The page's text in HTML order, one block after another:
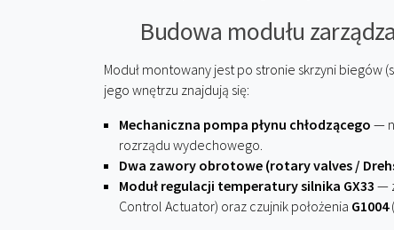
Budowa modułu
Moduł montowany jest po stronie skrzyni biegów
jego wnętrzu znajdują się:
Mechaniczna pompa płynu chłodzącego —
rozrządu wydechowego.
Dwa zawory obrotowe (rotary valves /
Moduł regulacji temperatury silnika GX33 —
Control Actuator) oraz czujnik położenia G1004